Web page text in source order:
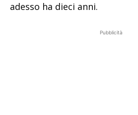
adesso ha dieci anni.
Pubblicità